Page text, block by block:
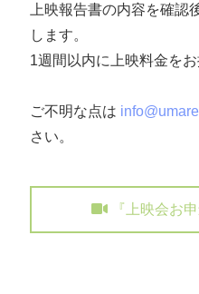
上映報告書の内容を確認
します。
1週間以内に上映料金をお
ご不明な点は
さい。
『上映会お